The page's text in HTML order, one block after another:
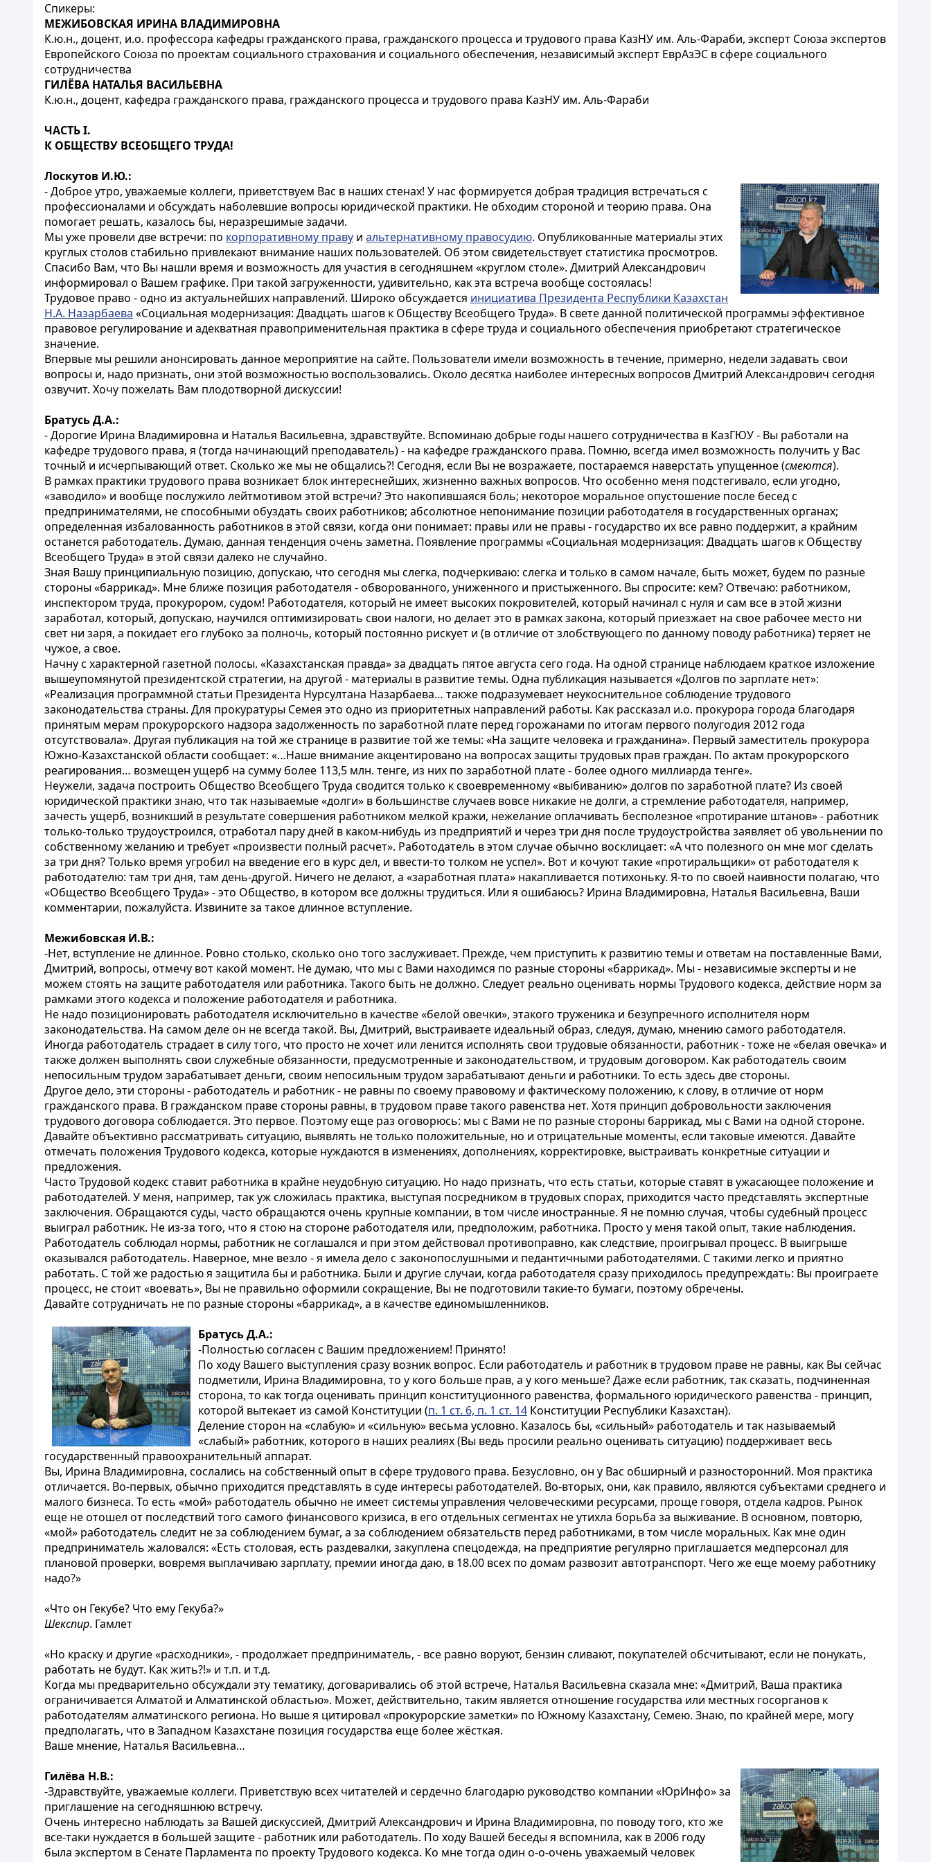
Спикеры:
МЕЖИБОВСКАЯ ИРИНА ВЛАДИМИРОВНА
К.ю.н., доцент, и.о. профессора кафедры гражданского права, гражданского процесса и трудового права КазНУ им. Аль-Фараби, эксперт Союза экспертов
Европейского Союза по проектам социального страхования и социального обеспечения, независимый эксперт ЕврАзЭС в сфере социального
сотрудничества
ГИЛЁВА НАТАЛЬЯ ВАСИЛЬЕВНА
К.ю.н., доцент, кафедра гражданского права, гражданского процесса и трудового права КазНУ им. Аль-Фараби
ЧАСТЬ I.
К ОБЩЕСТВУ ВСЕОБЩЕГО ТРУДА!
Лоскутов И.Ю.:
- Доброе утро, уважаемые коллеги, приветствуем Вас в наших стенах! У нас формируется добрая традиция встречаться с
профессионалами и обсуждать наболевшие вопросы юридической практики. Не обходим стороной и теорию права. Она
помогает решать, казалось бы, неразрешимые задачи.
Мы уже провели две встречи: по корпоративному праву и альтернативному правосудию. Опубликованные материалы этих
круглых столов стабильно привлекают внимание наших пользователей. Об этом свидетельствует статистика просмотров.
Спасибо Вам, что Вы нашли время и возможность для участия в сегодняшнем «круглом столе». Дмитрий Александрович
информировал о Вашем графике. При такой загруженности, удивительно, как эта встреча вообще состоялась!
Трудовое право - одно из актуальнейших направлений. Широко обсуждается инициатива Президента Республики Казахстан
Н.А. Назарбаева «Социальная модернизация: Двадцать шагов к Обществу Всеобщего Труда». В свете данной политической программы эффективное
правовое регулирование и адекватная правоприменительная практика в сфере труда и социального обеспечения приобретают стратегическое
значение.
Впервые мы решили анонсировать данное мероприятие на сайте. Пользователи имели возможность в течение, примерно, недели задавать свои
вопросы и, надо признать, они этой возможностью воспользовались. Около десятка наиболее интересных вопросов Дмитрий Александрович сегодня
озвучит. Хочу пожелать Вам плодотворной дискуссии!
Братусь Д.А.:
- Дорогие Ирина Владимировна и Наталья Васильевна, здравствуйте. Вспоминаю добрые годы нашего сотрудничества в КазГЮУ - Вы работали на
кафедре трудового права, я (тогда начинающий преподаватель) - на кафедре гражданского права. Помню, всегда имел возможность получить у Вас
точный и исчерпывающий ответ. Сколько же мы не общались?! Сегодня, если Вы не возражаете, постараемся наверстать упущенное (смеются).
В рамках практики трудового права возникает блок интереснейших, жизненно важных вопросов. Что особенно меня подстегивало, если угодно,
«заводило» и вообще послужило лейтмотивом этой встречи? Это накопившаяся боль; некоторое моральное опустошение после бесед с
предпринимателями, не способными обуздать своих работников; абсолютное непонимание позиции работодателя в государственных органах;
определенная избалованность работников в этой связи, когда они понимает: правы или не правы - государство их все равно поддержит, а крайним
останется работодатель. Думаю, данная тенденция очень заметна. Появление программы «Социальная модернизация: Двадцать шагов к Обществу
Всеобщего Труда» в этой связи далеко не случайно.
Зная Вашу принципиальную позицию, допускаю, что сегодня мы слегка, подчеркиваю: слегка и только в самом начале, быть может, будем по разные
стороны «баррикад». Мне ближе позиция работодателя - обворованного, униженного и пристыженного. Вы спросите: кем? Отвечаю: работником,
инспектором труда, прокурором, судом! Работодателя, который не имеет высоких покровителей, который начинал с нуля и сам все в этой жизни
заработал, который, допускаю, научился оптимизировать свои налоги, но делает это в рамках закона, который приезжает на свое рабочее место ни
свет ни заря, а покидает его глубоко за полночь, который постоянно рискует и (в отличие от злобствующего по данному поводу работника) теряет не
чужое, а свое.
Начну с характерной газетной полосы. «Казахстанская правда» за двадцать пятое августа сего года. На одной странице наблюдаем краткое изложение
вышеупомянутой президентской стратегии, на другой - материалы в развитие темы. Одна публикация называется «Долгов по зарплате нет»:
«Реализация программной статьи Президента Нурсултана Назарбаева… также подразумевает неукоснительное соблюдение трудового
законодательства страны. Для прокуратуры Семея это одно из приоритетных направлений работы. Как рассказал и.о. прокурора города благодаря
принятым мерам прокурорского надзора задолженность по заработной плате перед горожанами по итогам первого полугодия 2012 года
отсутствовала». Другая публикация на той же странице в развитие той же темы: «На защите человека и гражданина». Первый заместитель прокурора
Южно-Казахстанской области сообщает: «…Наше внимание акцентировано на вопросах защиты трудовых прав граждан. По актам прокурорского
реагирования… возмещен ущерб на сумму более 113,5 млн. тенге, из них по заработной плате - более одного миллиарда тенге».
Неужели, задача построить Общество Всеобщего Труда сводится только к своевременному «выбиванию» долгов по заработной плате? Из своей
юридической практики знаю, что так называемые «долги» в большинстве случаев вовсе никакие не долги, а стремление работодателя, например,
зачесть ущерб, возникший в результате совершения работником мелкой кражи, нежелание оплачивать бесполезное «протирание штанов» - работник
только-только трудоустроился, отработал пару дней в каком-нибудь из предприятий и через три дня после трудоустройства заявляет об увольнении по
собственному желанию и требует «произвести полный расчет». Работодатель в этом случае обычно восклицает: «А что полезного он мне мог сделать
за три дня? Только время угробил на введение его в курс дел, и ввести-то толком не успел». Вот и кочуют такие «протиральщики» от работодателя к
работодателю: там три дня, там день-другой. Ничего не делают, а «заработная плата» накапливается потихоньку. Я-то по своей наивности полагаю, что
«Общество Всеобщего Труда» - это Общество, в котором все должны трудиться. Или я ошибаюсь? Ирина Владимировна, Наталья Васильевна, Ваши
комментарии, пожалуйста. Извините за такое длинное вступление.
Межибовская И.В.:
-Нет, вступление не длинное. Ровно столько, сколько оно того заслуживает. Прежде, чем приступить к развитию темы и ответам на поставленные Вами,
Дмитрий, вопросы, отмечу вот какой момент. Не думаю, что мы с Вами находимся по разные стороны «баррикад». Мы - независимые эксперты и не
можем стоять на защите работодателя или работника. Такого быть не должно. Следует реально оценивать нормы Трудового кодекса, действие норм за
рамками этого кодекса и положение работодателя и работника.
Не надо позиционировать работодателя исключительно в качестве «белой овечки», этакого труженика и безупречного исполнителя норм
законодательства. На самом деле он не всегда такой. Вы, Дмитрий, выстраиваете идеальный образ, следуя, думаю, мнению самого работодателя.
Иногда работодатель страдает в силу того, что просто не хочет или ленится исполнять свои трудовые обязанности, работник - тоже не «белая овечка» и
также должен выполнять свои служебные обязанности, предусмотренные и законодательством, и трудовым договором. Как работодатель своим
непосильным трудом зарабатывает деньги, своим непосильным трудом зарабатывают деньги и работники. То есть здесь две стороны.
Другое дело, эти стороны - работодатель и работник - не равны по своему правовому и фактическому положению, к слову, в отличие от норм
гражданского права. В гражданском праве стороны равны, в трудовом праве такого равенства нет. Хотя принцип добровольности заключения
трудового договора соблюдается. Это первое. Поэтому еще раз оговорюсь: мы с Вами не по разные стороны баррикад, мы с Вами на одной стороне.
Давайте объективно рассматривать ситуацию, выявлять не только положительные, но и отрицательные моменты, если таковые имеются. Давайте
отмечать положения Трудового кодекса, которые нуждаются в изменениях, дополнениях, корректировке, выстраивать конкретные ситуации и
предложения.
Часто Трудовой кодекс ставит работника в крайне неудобную ситуацию. Но надо признать, что есть статьи, которые ставят в ужасающее положение и
работодателей. У меня, например, так уж сложилась практика, выступая посредником в трудовых спорах, приходится часто представлять экспертные
заключения. Обращаются суды, часто обращаются очень крупные компании, в том числе иностранные. Я не помню случая, чтобы судебный процесс
выиграл работник. Не из-за того, что я стою на стороне работодателя или, предположим, работника. Просто у меня такой опыт, такие наблюдения.
Работодатель соблюдал нормы, работник не соглашался и при этом действовал противоправно, как следствие, проигрывал процесс. В выигрыше
оказывался работодатель. Наверное, мне везло - я имела дело с законопослушными и педантичными работодателями. С такими легко и приятно
работать. С той же радостью я защитила бы и работника. Были и другие случаи, когда работодателя сразу приходилось предупреждать: Вы проиграете
процесс, не стоит «воевать», Вы не правильно оформили сокращение, Вы не подготовили такие-то бумаги, поэтому обречены.
Давайте сотрудничать не по разные стороны «баррикад», а в качестве единомышленников.
Братусь Д.А.:
-Полностью согласен с Вашим предложением! Принято!
По ходу Вашего выступления сразу возник вопрос. Если работодатель и работник в трудовом праве не равны, как Вы сейчас
подметили, Ирина Владимировна, то у кого больше прав, а у кого меньше? Даже если работник, так сказать, подчиненная
сторона, то как тогда оценивать принцип конституционного равенства, формального юридического равенства - принцип,
которой вытекает из самой Конституции (п. 1 ст. 6, п. 1 ст. 14 Конституции Республики Казахстан).
Деление сторон на «слабую» и «сильную» весьма условно. Казалось бы, «сильный» работодатель и так называемый
«слабый» работник, которого в наших реалиях (Вы ведь просили реально оценивать ситуацию) поддерживает весь
государственный правоохранительный аппарат.
Вы, Ирина Владимировна, сослались на собственный опыт в сфере трудового права. Безусловно, он у Вас обширный и разносторонний. Моя практика
отличается. Во-первых, обычно приходится представлять в суде интересы работодателей. Во-вторых, они, как правило, являются субъектами среднего и
малого бизнеса. То есть «мой» работодатель обычно не имеет системы управления человеческими ресурсами, проще говоря, отдела кадров. Рынок
еще не отошел от последствий того самого финансового кризиса, в его отдельных сегментах не утихла борьба за выживание. В основном, повторю,
«мой» работодатель следит не за соблюдением бумаг, а за соблюдением обязательств перед работниками, в том числе моральных. Как мне один
предприниматель жаловался: «Есть столовая, есть раздевалки, закуплена спецодежда, на предприятие регулярно приглашается медперсонал для
плановой проверки, вовремя выплачиваю зарплату, премии иногда даю, в 18.00 всех по домам развозит автотранспорт. Чего же еще моему работнику
надо?»
«Что он Гекубе? Что ему Гекуба?»
Шекспир. Гамлет
«Но краску и другие «расходники», - продолжает предприниматель, - все равно воруют, бензин сливают, покупателей обсчитывают, если не понукать,
работать не будут. Как жить?!» и т.п. и т.д.
Когда мы предварительно обсуждали эту тематику, договаривались об этой встрече, Наталья Васильевна сказала мне: «Дмитрий, Ваша практика
ограничивается Алматой и Алматинской областью». Может, действительно, таким является отношение государства или местных госорганов к
работодателям алматинского региона. Но выше я цитировал «прокурорские заметки» по Южному Казахстану, Семею. Знаю, по крайней мере, могу
предполагать, что в Западном Казахстане позиция государства еще более жёсткая.
Ваше мнение, Наталья Васильевна…
Гилёва Н.В.:
-Здравствуйте, уважаемые коллеги. Приветствую всех читателей и сердечно благодарю руководство компании «ЮрИнфо» за
приглашение на сегодняшнюю встречу.
Очень интересно наблюдать за Вашей дискуссией, Дмитрий Александрович и Ирина Владимировна, по поводу того, кто же
все-таки нуждается в большей защите - работник или работодатель. По ходу Вашей беседы я вспомнила, как в 2006 году
была экспертом в Сенате Парламента по проекту Трудового кодекса. Ко мне тогда один о-о-очень уважаемый человек